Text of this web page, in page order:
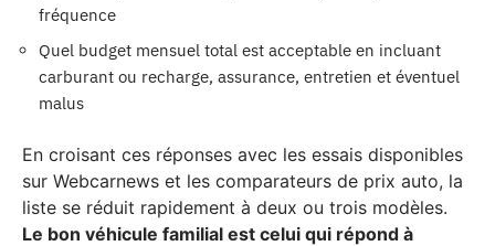
fréquence
Quel budget mensuel total est acceptable en incluant
carburant ou recharge, assurance, entretien et éventuel
malus
En croisant ces réponses avec les essais disponibles
sur Webcarnews et les comparateurs de prix auto, la
liste se réduit rapidement à deux ou trois modèles.
Le bon véhicule familial est celui qui répond à